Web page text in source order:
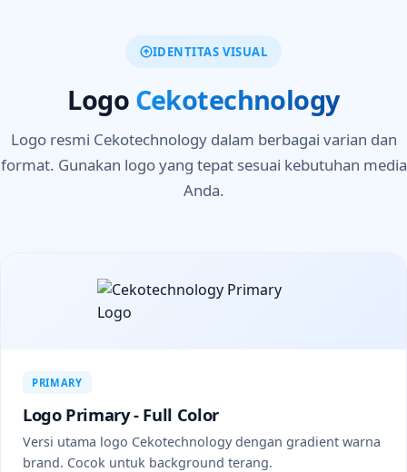
IDENTITAS VISUAL
Logo Cekotechnology
Logo resmi Cekotechnology dalam berbagai varian dan
format. Gunakan logo yang tepat sesuai kebutuhan media
Anda.
PRIMARY
Logo Primary - Full Color
Versi utama logo Cekotechnology dengan gradient warna
brand. Cocok untuk background terang.